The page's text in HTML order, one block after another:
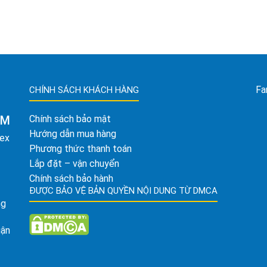
CHÍNH SÁCH KHÁCH HÀNG
Chính sách bảo mật
Hướng dẫn mua hàng
Phương thức thanh toán
Lắp đặt – vận chuyển
Chính sách bảo hành
ĐƯỢC BẢO VỆ BẢN QUYỀN NỘI DUNG TỪ DMCA